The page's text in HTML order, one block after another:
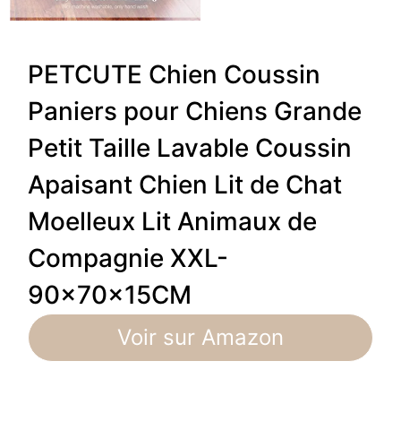
PETCUTE Chien Coussin
Paniers pour Chiens Grande
Petit Taille Lavable Coussin
Apaisant Chien Lit de Chat
Moelleux Lit Animaux de
Compagnie XXL-
90×70×15CM
Voir sur Amazon